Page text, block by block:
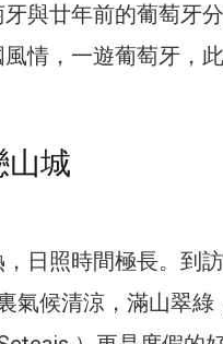
與廿年前的葡萄牙
情，一遊葡萄牙，此
城
日照時間極長。到
氣候清涼，滿山翠